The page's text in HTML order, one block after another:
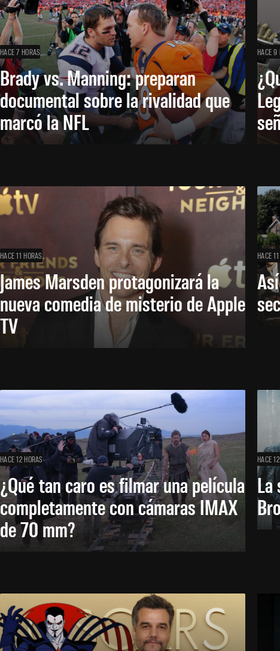
HACE 7 HORAS
Brady vs. Manning: preparan
documental sobre la rivalidad que
marcó la NFL
HACE 9
HACE 11 HORAS
James Marsden protagonizará la
nueva comedia de misterio de Apple
TV
HACE
HACE 12 HORAS
¿Qué tan caro es filmar una película
completamente con cámaras IMAX
de 70 mm?
HACE
La